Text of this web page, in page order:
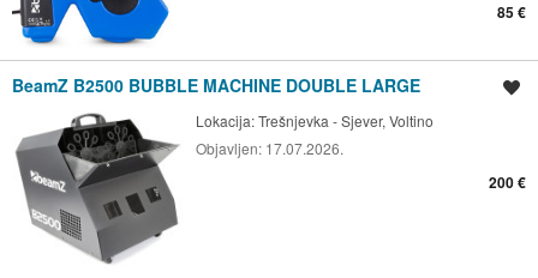
85 €
BeamZ B2500 BUBBLE MACHINE DOUBLE LARGE
Lokacija:Trešnjevka - Sjever, Voltino
Objavljen: 17.07.2026.
200 €